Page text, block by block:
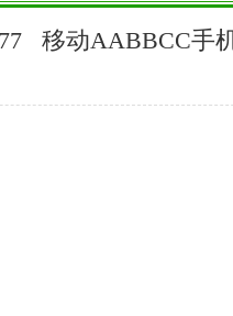
移动AABBCC手